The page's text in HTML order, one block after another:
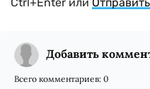
Ctrl+Enter или
Добавить
Всего комментариев: 0